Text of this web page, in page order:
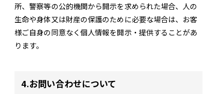
所、警察等の公的機関から開示を求められた場合、人の
生命や身体又は財産の保護のために必要な場合は、お客
様ご自身の同意なく個人情報を開示・提供することがあ
ります。
4.お問い合わせについて